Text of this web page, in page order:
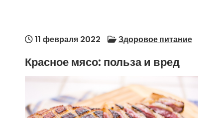
11 февраля 2022 Здоровое питание
Красное мясо: польза и вред